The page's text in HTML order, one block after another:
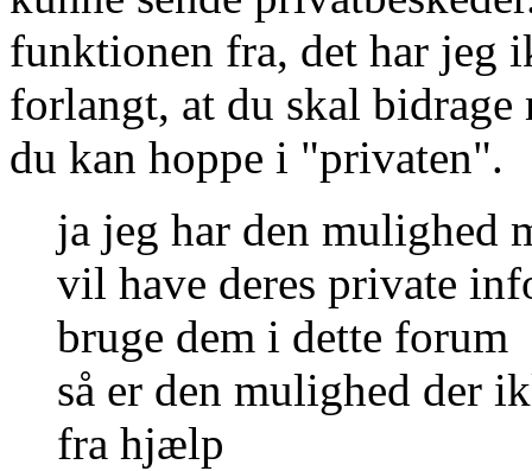
funktionen fra, det har jeg
forlangt, at du skal
du kan hoppe i "privaten".
ja jeg har den mulighed
vil have deres private
bruge dem i dette forum
så er den mulighed der
fra hjælp